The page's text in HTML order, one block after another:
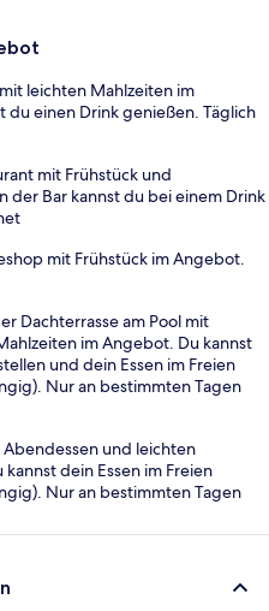
leichten Mahlzeiten im
du einen Drink genießen. Täglich
mit Frühstück und
der Bar kannst du bei einem Drink
mit Frühstück im Angebot.
Dachterrasse am Pool mit
im Angebot. Du kannst
und dein Essen im Freien
Nur an bestimmten Tagen
Abendessen und leichten
dein Essen im Freien
Nur an bestimmten Tagen